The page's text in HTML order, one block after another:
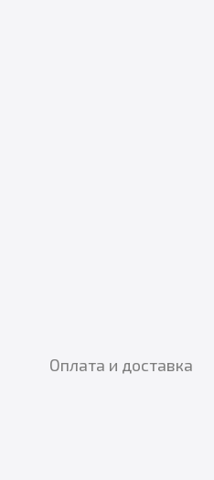
Оплата и доставка